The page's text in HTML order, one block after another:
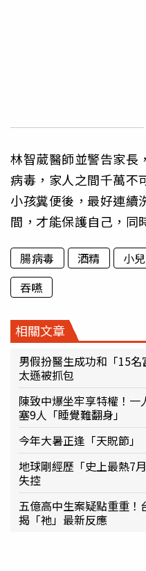
林智葳醫師並警告家長
病毒，家人之間千萬不
小孩糞便後，最好連續
間，才能保護自己，同
腸病毒 酒精 小
吞嚥
相關文章
男假扮醫生成功和「15
太遜被抓包
陳致中爆坐牢享特權！
塞9人「睡覺難翻身」
今年大暑正逢「天貺節
地球剛經歷「史上最熱7
失控
五億高中生案疑點重重
揭「祂」最新反應